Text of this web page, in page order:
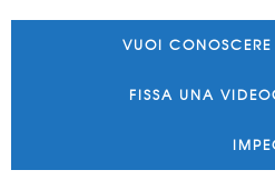
VUOI
FISSA UNA